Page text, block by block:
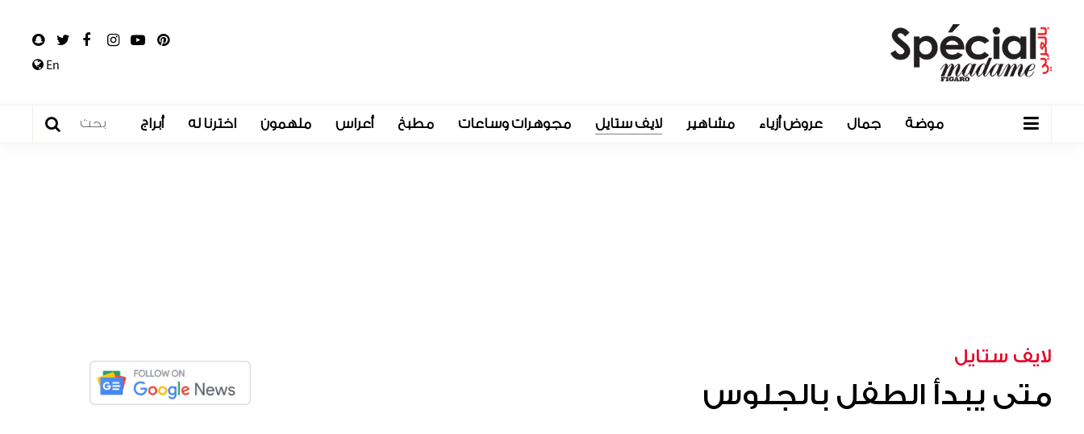
En
موضة جمال عروض أزياء مشاهير لايف ستايل مجوهرات وساعات مطبخ أعراس ملهمون اخترنا له أبراج
لايف ستايل
متى يبدأ الطفل بالجلوس